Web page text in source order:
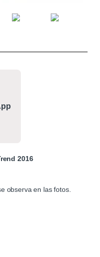
2016
observa en las fotos.